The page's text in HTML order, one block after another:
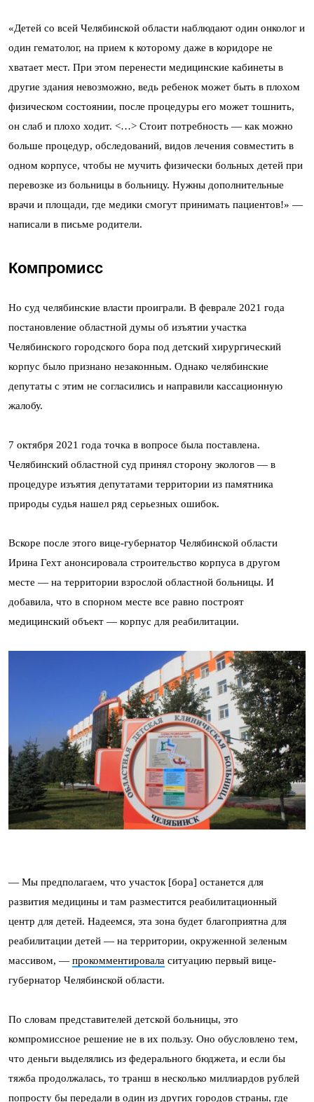
«Детей со всей Челябинской области наблюдают один онколог и
один гематолог, на прием к которому даже в коридоре не
хватает мест. При этом перенести медицинские кабинеты в
другие здания невозможно, ведь ребенок может быть в плохом
физическом состоянии, после процедуры его может тошнить,
он слаб и плохо ходит. <…> Стоит потребность — как можно
больше процедур, обследований, видов лечения совместить в
одном корпусе, чтобы не мучить физически больных детей при
перевозке из больницы в больницу. Нужны дополнительные
врачи и площади, где медики смогут принимать пациентов!» —
написали в письме родители.
Компромисс
Но суд челябинские власти проиграли. В феврале 2021 года
постановление областной думы об изъятии участка
Челябинского городского бора под детский хирургический
корпус было признано незаконным. Однако челябинские
депутаты с этим не согласились и направили кассационную
жалобу.
7 октября 2021 года точка в вопросе была поставлена.
Челябинский областной суд принял сторону экологов — в
процедуре изъятия депутатами территории из памятника
природы судья нашел ряд серьезных ошибок.
Вскоре после этого вице-губернатор Челябинской области
Ирина Гехт анонсировала строительство корпуса в другом
месте — на территории взрослой областной больницы. И
добавила, что в спорном месте все равно построят
медицинский объект — корпус для реабилитации.
— Мы предполагаем, что участок [бора] останется для
развития медицины и там разместится реабилитационный
центр для детей. Надеемся, эта зона будет благоприятна для
реабилитации детей — на территории, окруженной зеленым
массивом, — прокомментировала ситуацию первый вице-
губернатор Челябинской области.
По словам представителей детской больницы, это
компромиссное решение не в их пользу. Оно обусловлено тем,
что деньги выделялись из федерального бюджета, и если бы
тяжба продолжалась, то транш в несколько миллиардов рублей
попросту бы передали в один из других городов страны, где